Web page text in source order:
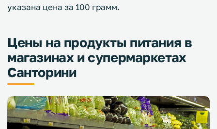
указана цена за 100 грамм.
Цены на продукты питания в
магазинах и супермаркетах
Санторини